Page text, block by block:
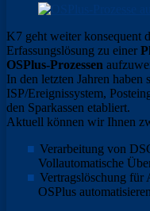
K7 geht weiter konsequent
Erfassungslösung zu einer
OSPlus-Prozessen
In den letzten Jahren
ISP/Ereignissystem,
den Sparkassen etabliert.
Aktuell können wir Ihnen
Verarbeitung von
Vollautomatische
Vertragslöschung für
OSPlus